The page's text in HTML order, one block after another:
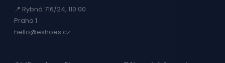
📍 Rybná 716/24, 110 00
Praha 1
hello@eshoes.cz